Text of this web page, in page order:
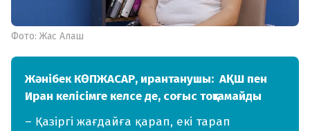
Фото: Жас Алаш
Жәнібек КӨПЖАСАР, ирантанушы: АҚШ пен
Иран келісімге келсе де, соғыс тоқтамайды
– Қазіргі жағдайға қарап, екі тарап